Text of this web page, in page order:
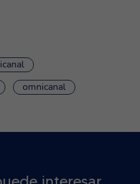
omnicanal